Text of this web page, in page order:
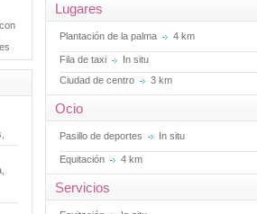
Lugares
Plantación de la palma 4 km
Fila de taxi
In situ
Ciudad de centro
3 km
Ocio
Pasillo de deportes In situ
Equitación 4 km
Servicios